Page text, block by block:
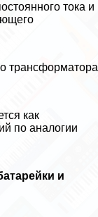
тока и
трaнcформатора
как
по аналогии
и